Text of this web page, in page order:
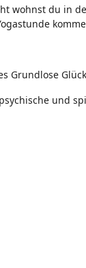
wohnst du in
Grundlose
und